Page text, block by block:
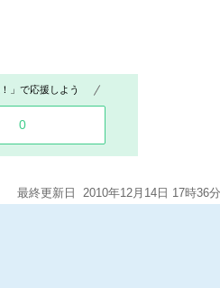
」で応援しよう
0
最終更新日 2010年12月14日 17時36